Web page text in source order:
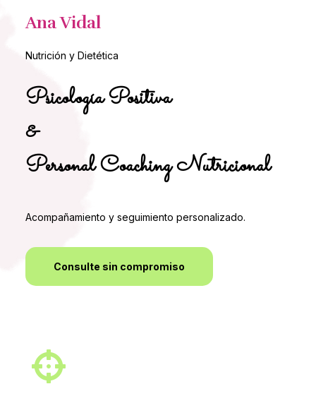
Ana Vidal
Nutrición y Dietética
Psicología Positiva
&
Personal Coaching Nutricional
Acompañamiento y seguimiento personalizado.
Consulte sin compromiso
